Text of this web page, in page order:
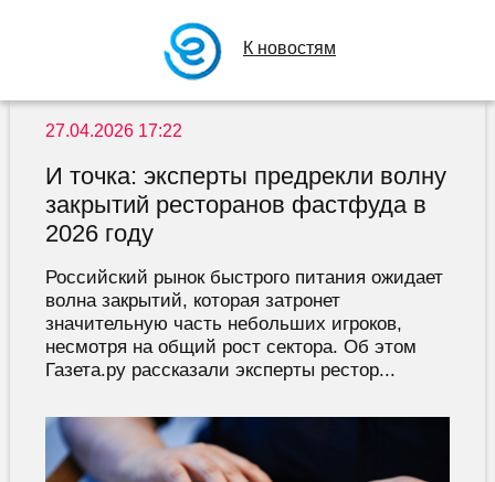
К новостям
27.04.2026 17:22
И точка: эксперты предрекли волну
закрытий ресторанов фастфуда в
2026 году
Российский рынок быстрого питания ожидает
волна закрытий, которая затронет
значительную часть небольших игроков,
несмотря на общий рост сектора. Об этом
Газета.ру рассказали эксперты рестор...